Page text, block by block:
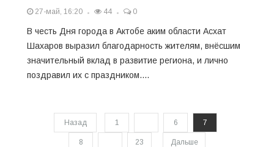
27-май, 16:20 44 0
В честь Дня города в Актобе аким области Асхат
Шахаров выразил благодарность жителям, внёсшим
значительный вклад в развитие региона, и лично
поздравил их с праздником....
Назад 1 6 7
8 23 Дальше